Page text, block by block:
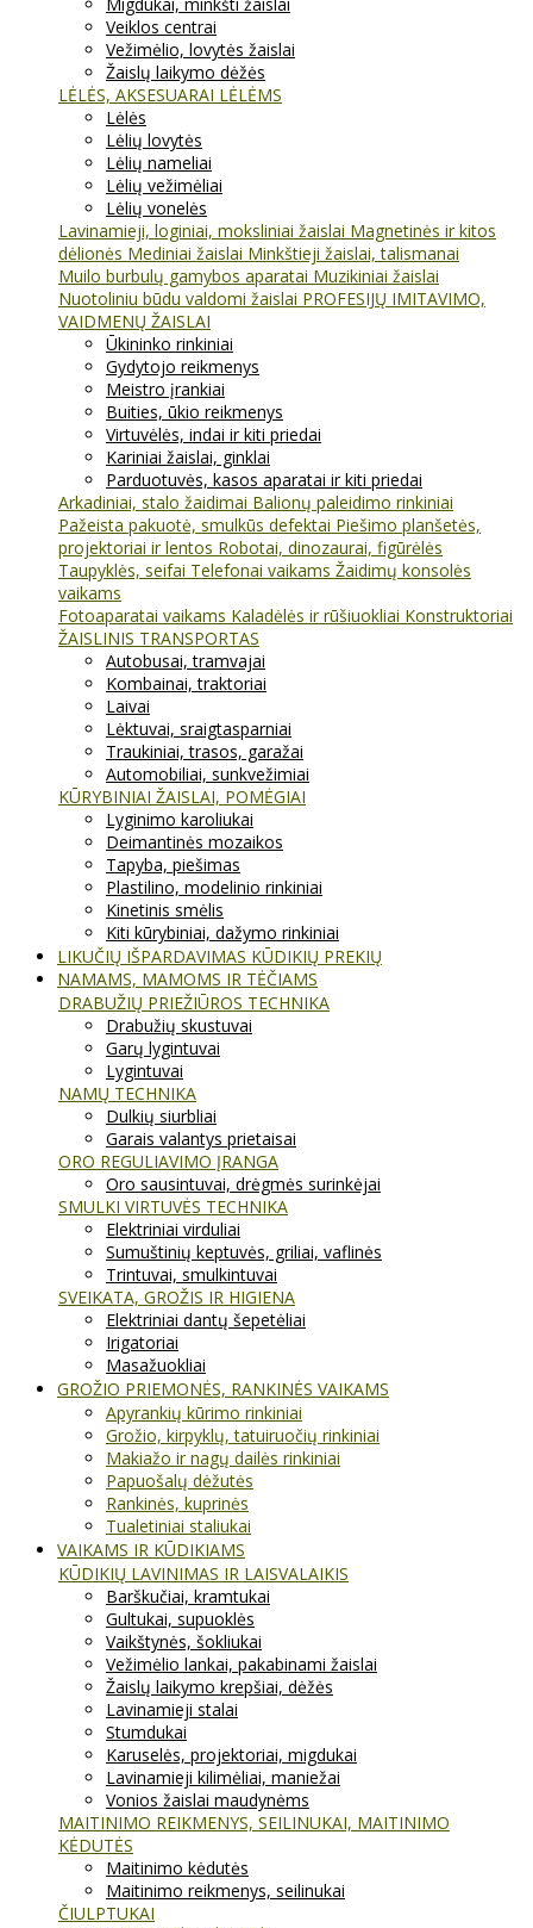
Veiklos centrai
Vežimėlio, lovytės žaislai
Žaislų laikymo dėžės
LĖLĖS, AKSESUARAI LĖLĖMS
Lėlės
Lėlių lovytės
Lėlių nameliai
Lėlių vežimėliai
Lėlių vonelės
Lavinamieji, loginiai, moksliniai žaislai Magnetinės ir kitos
dėlionės Mediniai žaislai Minkštieji žaislai, talismanai
Muilo burbulų gamybos aparatai Muzikiniai žaislai
Nuotoliniu būdu valdomi žaislai PROFESIJŲ IMITAVIMO,
VAIDMENŲ ŽAISLAI
Ūkininko rinkiniai
Gydytojo reikmenys
Meistro įrankiai
Buities, ūkio reikmenys
Virtuvėlės, indai ir kiti priedai
Kariniai žaislai, ginklai
Parduotuvės, kasos aparatai ir kiti priedai
Arkadiniai, stalo žaidimai Balionų paleidimo rinkiniai
Pažeista pakuotė, smulkūs defektai Piešimo planšetės,
projektoriai ir lentos Robotai, dinozaurai, figūrėlės
Taupyklės, seifai Telefonai vaikams Žaidimų konsolės
vaikams
Fotoaparatai vaikams Kaladėlės ir rūšiuokliai Konstruktoriai
ŽAISLINIS TRANSPORTAS
Autobusai, tramvajai
Kombainai, traktoriai
Laivai
Lėktuvai, sraigtasparniai
Traukiniai, trasos, garažai
Automobiliai, sunkvežimiai
KŪRYBINIAI ŽAISLAI, POMĖGIAI
Lyginimo karoliukai
Deimantinės mozaikos
Tapyba, piešimas
Plastilino, modelinio rinkiniai
Kinetinis smėlis
Kiti kūrybiniai, dažymo rinkiniai
LIKUČIŲ IŠPARDAVIMAS KŪDIKIŲ PREKIŲ
NAMAMS, MAMOMS IR TĖČIAMS
DRABUŽIŲ PRIEŽIŪROS TECHNIKA
Drabužių skustuvai
Garų lygintuvai
Lygintuvai
NAMŲ TECHNIKA
Dulkių siurbliai
Garais valantys prietaisai
ORO REGULIAVIMO ĮRANGA
Oro sausintuvai, drėgmės surinkėjai
SMULKI VIRTUVĖS TECHNIKA
Elektriniai virduliai
Sumuštinių keptuvės, griliai, vaflinės
Trintuvai, smulkintuvai
SVEIKATA, GROŽIS IR HIGIENA
Elektriniai dantų šepetėliai
Irigatoriai
Masažuokliai
GROŽIO PRIEMONĖS, RANKINĖS VAIKAMS
Apyrankių kūrimo rinkiniai
Grožio, kirpyklų, tatuiruočių rinkiniai
Makiažo ir nagų dailės rinkiniai
Papuošalų dėžutės
Rankinės, kuprinės
Tualetiniai staliukai
VAIKAMS IR KŪDIKIAMS
KŪDIKIŲ LAVINIMAS IR LAISVALAIKIS
Barškučiai, kramtukai
Gultukai, supuoklės
Vaikštynės, šokliukai
Vežimėlio lankai, pakabinami žaislai
Žaislų laikymo krepšiai, dėžės
Lavinamieji stalai
Stumdukai
Karuselės, projektoriai, migdukai
Lavinamieji kilimėliai, maniežai
Vonios žaislai maudynėms
MAITINIMO REIKMENYS, SEILINUKAI, MAITINIMO
KĖDUTĖS
Maitinimo kėdutės
Maitinimo reikmenys, seilinukai
ČIULPTUKAI